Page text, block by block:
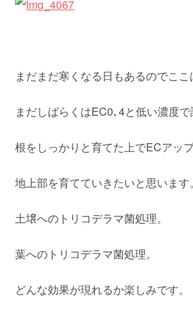
まだまだ寒くなる日もあるのでここ
まだしばらくはEC0､4と低い濃度で
根をしっかりと育てた上でECアップ
地上部を育てていきたいと思います。
土壌へのトリコデラマ菌処理。
葉へのトリコデラマ菌処理。
どんな効果が現れるか楽しみです。